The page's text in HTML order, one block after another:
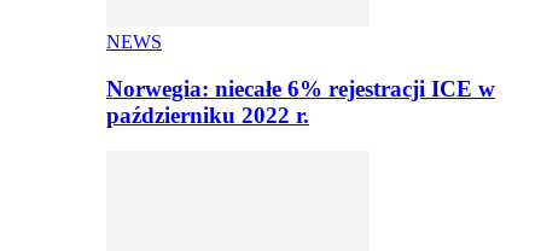
NEWS
Norwegia: niecałe 6% rejestracji ICE w
październiku 2022 r.